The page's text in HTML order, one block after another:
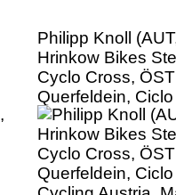
Philipp Knoll
Hrinkow Bikes
Cyclo Cross,
Querfeldein,
Cycling Austria,
Enzersdorf, NÖ